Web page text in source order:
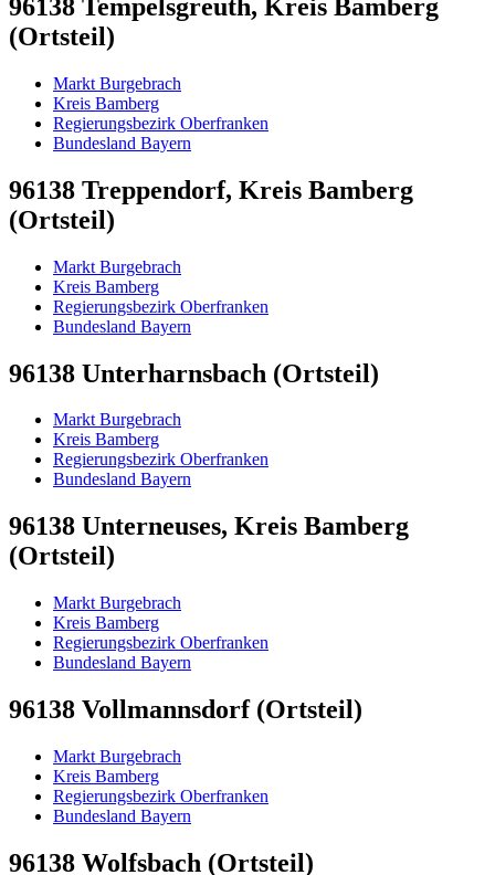
96138 Tempelsgreuth, Kreis Bamberg
(Ortsteil)
Markt Burgebrach
Kreis Bamberg
Regierungsbezirk Oberfranken
Bundesland Bayern
96138 Treppendorf, Kreis Bamberg
(Ortsteil)
Markt Burgebrach
Kreis Bamberg
Regierungsbezirk Oberfranken
Bundesland Bayern
96138 Unterharnsbach (Ortsteil)
Markt Burgebrach
Kreis Bamberg
Regierungsbezirk Oberfranken
Bundesland Bayern
96138 Unterneuses, Kreis Bamberg
(Ortsteil)
Markt Burgebrach
Kreis Bamberg
Regierungsbezirk Oberfranken
Bundesland Bayern
96138 Vollmannsdorf (Ortsteil)
Markt Burgebrach
Kreis Bamberg
Regierungsbezirk Oberfranken
Bundesland Bayern
96138 Wolfsbach (Ortsteil)